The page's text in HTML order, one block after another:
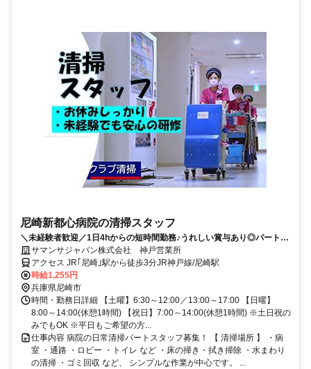
尼崎新都心病院の清掃スタッフ
＼未経験者歓迎／1日4hからの短時間勤務♪うれしい賞与あり◎パート主
婦さん活躍中♪
サマンサジャパン株式会社 神戸営業所
アクセス JR｢尼崎｣駅から徒歩3分JR神戸線/尼崎駅
時給1,255円
兵庫県尼崎市
時間・勤務日詳細 【土曜】6:30～12:00／13:00～17:00 【日曜】
8:00～14:00(休憩1時間) 【祝日】7:00～14:00(休憩1時間) ※土日祝の
みでもOK ※平日もご希望の方...
仕事内容 病院の日常清掃パートスタッフ募集！ 【 清掃場所 】 ・病
室 ・通路 ・ロビー ・トイレ など ・床の掃き・拭き掃除 ・水まわり
の清掃 ・ゴミ回収 など、 シンプルな作業が中心です。 ...